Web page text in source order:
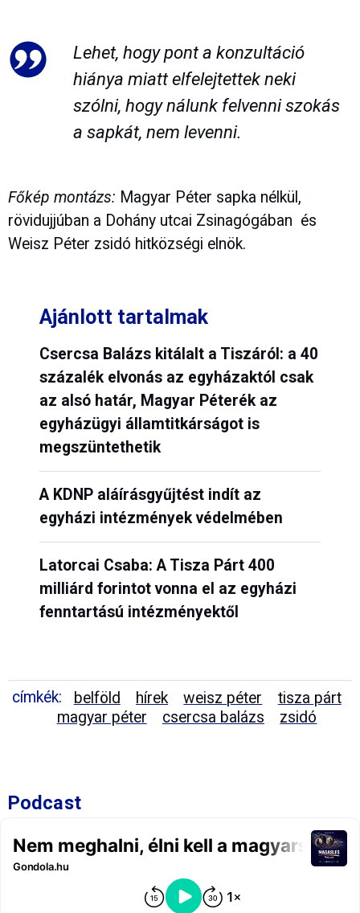
Lehet, hogy pont a konzultáció
hiánya miatt elfelejtettek neki
szólni, hogy nálunk felvenni szokás
a sapkát, nem levenni.
Főkép montázs: Magyar Péter sapka nélkül,
rövidujjúban a Dohány utcai Zsinagógában és
Weisz Péter zsidó hitközségi elnök.
Ajánlott tartalmak
Csercsa Balázs kitálalt a Tiszáról: a 40
százalék elvonás az egyházaktól csak
az alsó határ, Magyar Péterék az
egyházügyi államtitkárságot is
megszüntethetik
A KDNP aláírásgyűjtést indít az
egyházi intézmények védelmében
Latorcai Csaba: A Tisza Párt 400
milliárd forintot vonna el az egyházi
fenntartású intézményektől
címkék: belföld hírek weisz péter
tisza párt
magyar péter
csercsa balázs zsidó
Podcast